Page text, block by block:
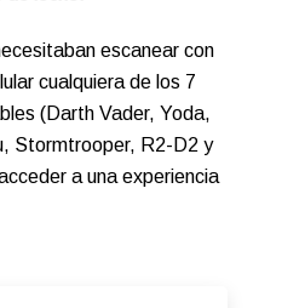
escanear con
cualquiera de los 7
(Darth Vader, Yoda,
Stormtrooper, R2-D2 y
a una experiencia